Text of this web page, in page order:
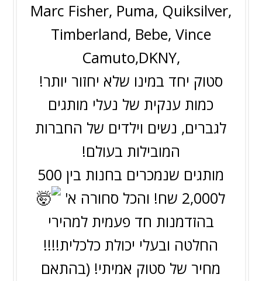
Marc Fisher, Puma, Quiksilver,
Timberland, Bebe, Vince
Camuto,DKNY,
סטוק יחד במינו שלא יחזור יותר!
כמות ענקית של נעלי מותגים
לגברים, נשים וילדים של החברות
המובילות בעולם!
מותגים שנמכרים בחנות בין 500
ל2,000 שח! והכל סחורה א'
בהזדמנות חד פעמית למהירי
החלטה ובעלי יכולת כלכלית!!!!
מחיר של סטוק אמיתי! (בהתאם